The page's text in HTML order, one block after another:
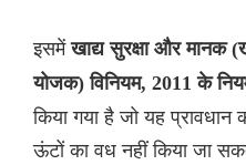
इसमेंखाद्य सुरक्षा और मानक
योजक) विनियम, 2011 के
किया गया है जो यह
ऊंटों का वध नहीं किया जा